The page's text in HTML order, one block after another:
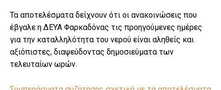
Τα αποτελέσματα δείχνουν ότι οι ανακοινώσεις που
έβγαλε η ΔΕΥΑ Φαρκαδόνας τις προηγούμενες ημέρες
για την καταλληλότητα του νερού είναι αληθείς και
αξιόπιστες, διαψεύδοντας δημοσιεύματα των
τελευταίων ωρών.